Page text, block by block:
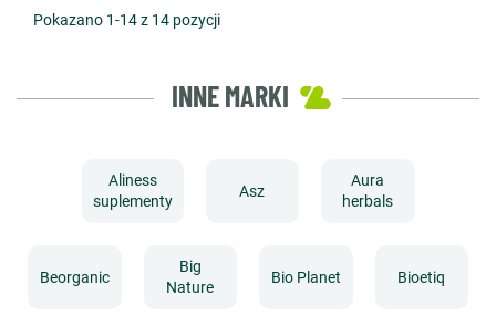
Pokazano 1-14 z 14 pozycji
INNE MARKI
Aliness
suplementy
Asz
Aura
herbals
Beorganic
Big
Nature
Bio Planet Bioetiq